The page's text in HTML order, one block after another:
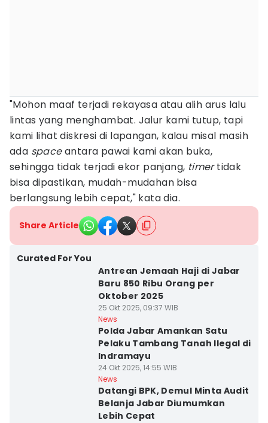
"Mohon maaf terjadi rekayasa atau alih arus lalu
lintas yang menghambat. Jalur kami tutup, tapi
kami lihat diskresi di lapangan, kalau misal masih
ada spaceantara pawai kami akan buka,
sehingga tidak terjadi ekor panjang, timertidak
bisa dipastikan, mudah-mudahan bisa
berlangsung lebih cepat," kata dia.
Share Article
Curated For You
Antrean Jemaah Haji di Jabar
Baru 850 Ribu Orang per
Oktober 2025
25 Okt 2025, 09:37 WIB
News
Polda Jabar Amankan Satu
Pelaku Tambang Tanah Ilegal di
Indramayu
24 Okt 2025, 14:55 WIB
News
Datangi BPK, Demul Minta Audit
Belanja Jabar Diumumkan
Lebih Cepat